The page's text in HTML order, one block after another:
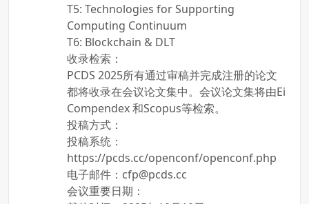
T5: Technologies for Supporting
Computing Continuum
T6: Blockchain & DLT
收录检索：
PCDS 2025所有通过审稿并完成注册的论文
都将收录在会议论文集中。会议论文集将由Ei
Compendex 和Scopus等检索。
投稿方式：
投稿系统：
https://pcds.cc/openconf/openconf.php
电子邮件：cfp@pcds.cc
会议重要日期：